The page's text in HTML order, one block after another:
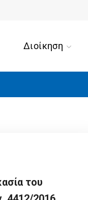
Διοίκηση
του